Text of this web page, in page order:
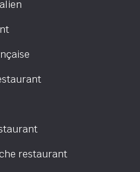
restaurant